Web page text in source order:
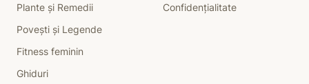
Plante și Remedii
Povești și Legende
Fitness feminin
Ghiduri
Confidențialitate